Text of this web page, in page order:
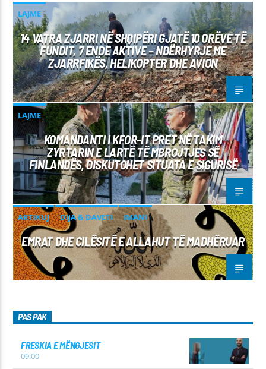
LAJME
14 VATRA ZJARRI NË SHQIPËRI GJATË 10 ORËVE TË
FUNDIT, 7 ENDE AKTIVE – NDËRHYRJE ME
ZJARRFIKËS, HELIKOPTER DHE AVION
LAJME
KOMANDANTI I KFOR-IT PRET NË TAKIM
ZYRTARIN E LARTË TË MBROJTJES SË
FINLANDËS, DISKUTOHET SITUATA E SIGURISË
ARTIKUJ DIJA & DAVETI IMANI
EMRAT DHE CILËSITË E ALLAHUT TË MADHËRUAR
PAS PAK
FRESKIA E MËNGJESIT
09:00